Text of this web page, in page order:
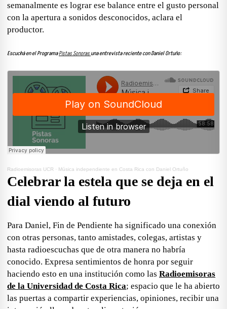
semanalmente es lograr ese balance entre el gusto personal
con la apertura a sonidos desconocidos, aclara el
productor.
Escuchá en el ProgramaPistas Sonorasuna entrevista reciente con Daniel Ortuño:
Radioemisoras UCR · Música independiente en Costa Rica con Daniel Ortuño
Celebrar la estela que se deja en el
dial viendo al futuro
Para Daniel, Fin de Pendiente ha significado una conexión
con otras personas, tanto amistades, colegas, artistas y
hasta radioescuchas que de otra manera no habría
conocido. Expresa sentimientos de honra por seguir
haciendo esto en una institución como las Radioemisoras
de la Universidad de Costa Rica; espacio que le ha abierto
las puertas a compartir experiencias, opiniones, recibir una